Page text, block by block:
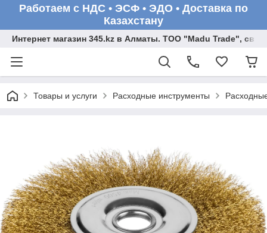
Работаем с НДС • ЭСФ • ЭДО • Доставка по
Казахстану
Интернет магазин 345.kz в Алматы. ТОО "Madu Trade",
Товары и услуги Расходные инструменты